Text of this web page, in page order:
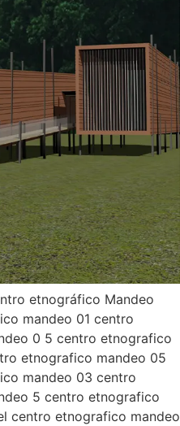
etnográfico Mandeo
mandeo 01 centro
0 5 centro etnografico
etnografico mandeo 05
mandeo 03 centro
5 centro etnografico
centro etnografico mandeo